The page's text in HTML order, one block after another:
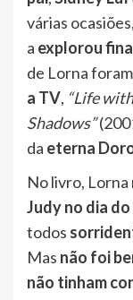
várias ocasiões,
a explorou
de Lorna
a TV, “Life
Shadows”
da eterna
No livro,
Judy no dia
todos
Mas não foi
não tinham